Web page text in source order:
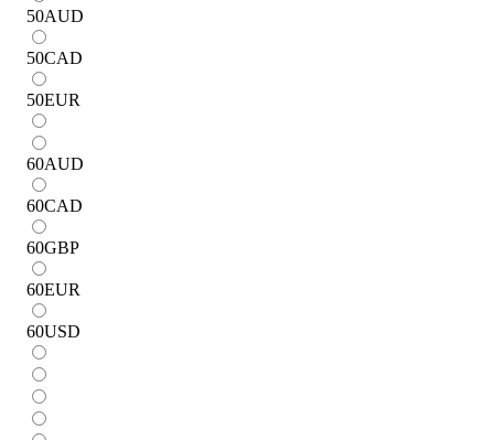
50AUD
50CAD
50EUR
60AUD
60CAD
60GBP
60EUR
60USD